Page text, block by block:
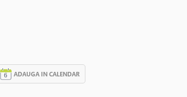
ADAUGA IN CALENDAR